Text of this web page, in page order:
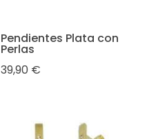
Pendientes Plata con
Perlas
39,90 €